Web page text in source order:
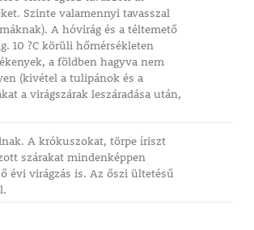
Szinte valamennyi tavasszal
A hóvirág és a téltemető
10 ?C körüli hőmérsékleten
a földben hagyva nem
(kivétel a tulipánok és a
a virágszárak leszáradása után,
A krókuszokat, törpe íriszt
szárakat mindenképpen
évi virágzás is. Az őszi ültetésű